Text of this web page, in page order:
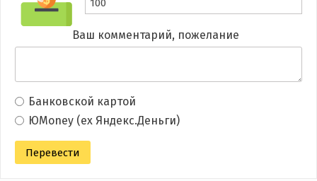
Ваш комментарий, пожелание
Банковской картой
ЮMoney (ex Яндекс.Деньги)